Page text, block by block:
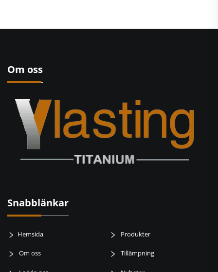
Om oss
Snabblänkar
Hemsida Produkter
Om oss Tillämpning